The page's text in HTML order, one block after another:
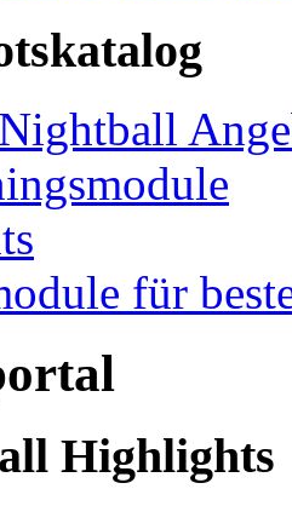
für
Highlights